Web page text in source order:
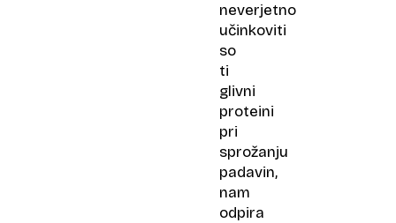
neverjetno
učinkoviti
so
ti
glivni
proteini
pri
sprožanju
padavin,
nam
odpira